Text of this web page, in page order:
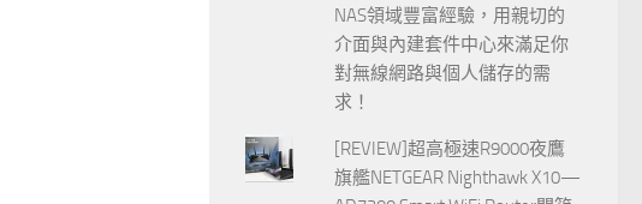
NAS領域豐富經驗，用親切的
介面與內建套件中心來滿足你
對無線網路與個人儲存的需
求！
[REVIEW]超高極速R9000夜鷹
旗艦NETGEAR Nighthawk X10—